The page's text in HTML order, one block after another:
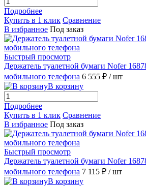
Подробнее
Купить в 1 клик Сравнение
В избранное Под заказ
Быстрый просмотр
Держатель туалетной бумаги Nofer
мобильного телефона 6 555 ₽ / шт
В корзину
Подробнее
Купить в 1 клик Сравнение
В избранное Под заказ
Быстрый просмотр
Держатель туалетной бумаги Nofer
мобильного телефона 7 115 ₽ / шт
В корзину